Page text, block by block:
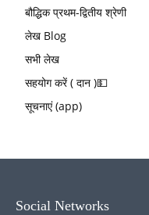
बौद्धिक प्रथम-द्वितीय श्रेणी
लेख Blog
सभी लेख
सहयोग करें ( दान )💵
सूचनाएं (app)
Social Networks